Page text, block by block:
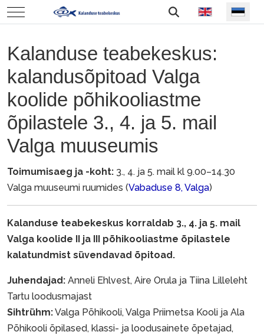
Mobile Menu Toggle Vali keel
Kalanduse teabekeskus:
kalandusõpitoad Valga
koolide põhikooliastme
õpilastele 3., 4. ja 5. mail
Valga muuseumis
Toimumisaeg ja -koht: 3., 4. ja 5. mail kl 9.00–14.30
Valga muuseumi ruumides (Vabaduse 8, Valga)
Kalanduse teabekeskus korraldab 3., 4. ja 5. mail
Valga koolide II ja III põhikooliastme õpilastele
kalatundmist süvendavad õpitoad.
Juhendajad: Anneli Ehlvest, Aire Orula ja Tiina Lilleleht
Tartu loodusmajast
Sihtrühm:Valga Põhikooli, Valga Priimetsa Kooli ja Ala
Põhikooli õpilased, klassi- ja loodusainete õpetajad,